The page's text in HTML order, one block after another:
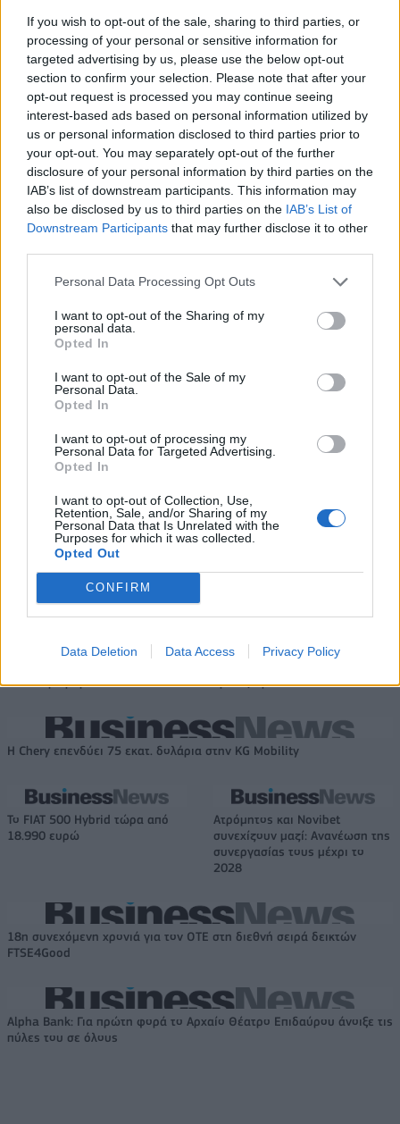
If you wish to opt-out of the sale, sharing to third parties, or
processing of your personal or sensitive information for
targeted advertising by us, please use the below opt-out
section to confirm your selection. Please note that after your
opt-out request is processed you may continue seeing
interest-based ads based on personal information utilized by
us or personal information disclosed to third parties prior to
your opt-out. You may separately opt-out of the further
disclosure of your personal information by third parties on the
IAB’s list of downstream participants. This information may
also be disclosed by us to third parties on the IAB’s List of
Downstream Participants that may further disclose it to other
Personal Data Processing Opt Outs
I want to opt-out of the Sharing of my
personal data.
Opted In
I want to opt-out of the Sale of my
Personal Data.
Opted In
I want to opt-out of processing my
Personal Data for Targeted Advertising.
Opted In
I want to opt-out of Collection, Use,
Retention, Sale, and/or Sharing of my
Personal Data that Is Unrelated with the
Purposes for which it was collected.
Opted Out
CONFIRM
Data Deletion Data Access Privacy Policy
Fourlis: Συμφωνία για την
πώληση συμμετοχής στο Sofia
South Ring Mall έναντι 49,35
εκατ. ευρώ
ΣΚΑΪ: Ολοκληρώθηκε η θητεία
του Γρηγόρη Δημητριάδη - Ο
Γιάννης Αλαφούζος επιστρέφει
στη θέση του CEO
Media: Με ενίσχυση 8 εκατ. ευρώ σε 451 επιχειρήσεις ξεκίνησε το
πρόγραμμα στήριξης- Κάλυψη εισφορών ΕΔΟΕΑΠ
Η Toyota φέρνει νέα γενιά
Σε κινεζική… πολιορκία η
αυτοκινητοβιομηχανία
βρίσκεται κοντά στην απόκτηση
της Βιλερμπάν»
Γεωργία για την πρώτη νίκη στο
Ευρωμπάσκετ U16 (live stream)
Χρηματιστήριο Αθηνών: Εβδομαδιαία άνοδος 1,76%, κέρδη 23,31%
από τις αρχές του έτους
Με «προίκα» 2 δισ. ευρώ
δισ. σε μικρομεσαίες
στο ζήτημα των πινακίδων
χρονοβόρες διαδικασίες
Η Chery επενδύει 75 εκατ. δολάρια στην KG Mobility
Το FIAT 500 Hybrid τώρα από
18.990 ευρώ
Ατρόμητος και Novibet
συνεχίζουν μαζί: Ανανέωση της
συνεργασίας τους μέχρι το
2028
18η συνεχόμενη χρονιά για τον ΟΤΕ στη διεθνή σειρά δεικτών
FTSE4Good
Alpha Bank: Για πρώτη φορά το Αρχαίο Θέατρο Επιδαύρου άνοιξε τις
πύλες του σε όλους